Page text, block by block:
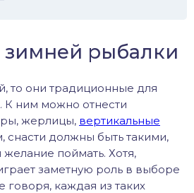
зимней рыбалки
то они традиционные для
К ним можно отнести
жерлицы, вертикальные
снасти должны быть такими,
поймать. Хотя,
заметную роль в выборе
говоря, каждая из таких